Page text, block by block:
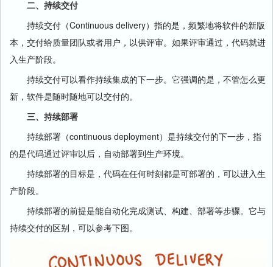
二、持续交付
持续交付（Continuous delivery）指的是，频繁地将软件的新版
本，交付给质量团队或者用户，以供评审。如果评审通过，代码就进
入生产阶段。
持续交付可以看作持续集成的下一步。它强调的是，不管怎么更
新，软件是随时随地可以交付的。
三、持续部署
持续部署（continuous deployment）是持续交付的下一步，指
的是代码通过评审以后，自动部署到生产环境。
持续部署的目标是，代码在任何时刻都是可部署的，可以进入生
产阶段。
持续部署的前提是能自动化完成测试、构建、部署等步骤。它与
持续交付的区别，可以参考下图。